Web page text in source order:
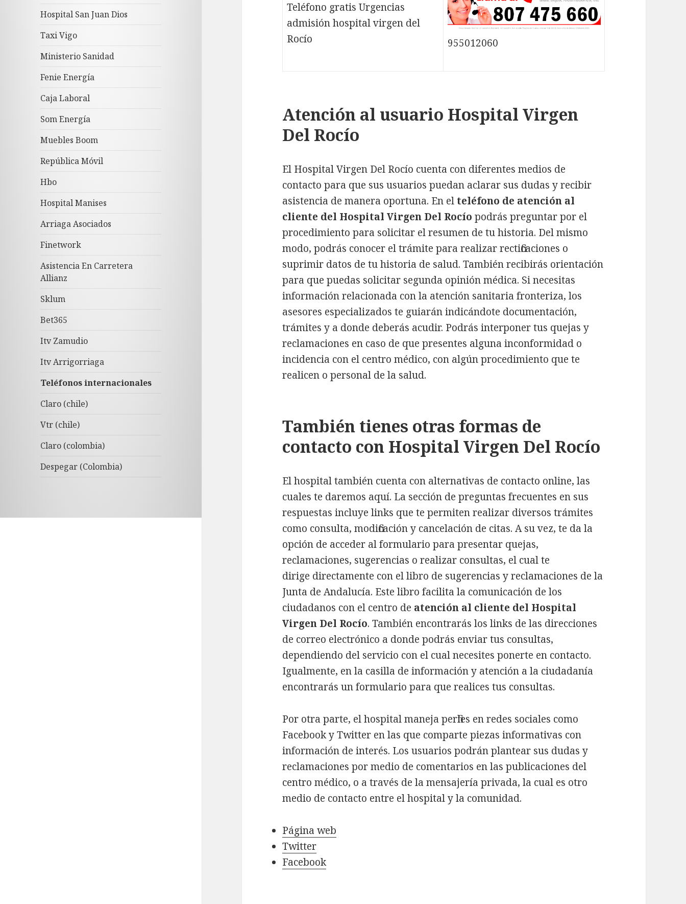
Hospital San Juan Dios
Taxi Vigo
Ministerio Sanidad
Fenie Energía
Caja Laboral
Som Energía
Muebles Boom
República Móvil
Hbo
Hospital Manises
Arriaga Asociados
Finetwork
Asistencia En Carretera
Allianz
Sklum
Bet365
Itv Zamudio
Itv Arrigorriaga
Teléfonos internacionales
Claro (chile)
Vtr (chile)
Claro (colombia)
Despegar (Colombia)
Teléfono gratis Urgencias
admisión hospital virgen del
Rocío
955012060
Atención al usuario Hospital Virgen
Del Rocío
El Hospital Virgen Del Rocío cuenta con diferentes medios de
contacto para que sus usuarios puedan aclarar sus dudas y recibir
asistencia de manera oportuna. En el teléfono de atención al
cliente del Hospital Virgen Del Rocío podrás preguntar por el
procedimiento para solicitar el resumen de tu historia. Del mismo
modo, podrás conocer el trámite para realizar rectificaciones o
suprimir datos de tu historia de salud. También recibirás orientación
para que puedas solicitar segunda opinión médica. Si necesitas
información relacionada con la atención sanitaria fronteriza, los
asesores especializados te guiarán indicándote documentación,
trámites y a donde deberás acudir. Podrás interponer tus quejas y
reclamaciones en caso de que presentes alguna inconformidad o
incidencia con el centro médico, con algún procedimiento que te
realicen o personal de la salud.
También tienes otras formas de
contacto con Hospital Virgen Del Rocío
El hospital también cuenta con alternativas de contacto online, las
cuales te daremos aquí. La sección de preguntas frecuentes en sus
respuestas incluye links que te permiten realizar diversos trámites
como consulta, modificación y cancelación de citas. A su vez, te da la
opción de acceder al formulario para presentar quejas,
reclamaciones, sugerencias o realizar consultas, el cual te
dirige directamente con el libro de sugerencias y reclamaciones de la
Junta de Andalucía. Este libro facilita la comunicación de los
ciudadanos con el centro de atención al cliente del Hospital
Virgen Del Rocío. También encontrarás los links de las direcciones
de correo electrónico a donde podrás enviar tus consultas,
dependiendo del servicio con el cual necesites ponerte en contacto.
Igualmente, en la casilla de información y atención a la ciudadanía
encontrarás un formulario para que realices tus consultas.
Por otra parte, el hospital maneja perfiles en redes sociales como
Facebook y Twitter en las que comparte piezas informativas con
información de interés. Los usuarios podrán plantear sus dudas y
reclamaciones por medio de comentarios en las publicaciones del
centro médico, o a través de la mensajería privada, la cual es otro
medio de contacto entre el hospital y la comunidad.
Página web
Twitter
Facebook